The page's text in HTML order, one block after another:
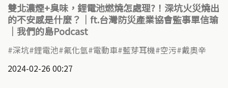
雙北濃煙+臭味，鋰電池燃燒怎處理?！深坑火災燒出
的不安感是什麼？｜ft.台灣防災產業協會監事單信瑜
｜我們的島Podcast
深坑 鋰電池 氟化氫 電動車 藍芽耳機 空污 戴奧辛
2024-02-26 00:27